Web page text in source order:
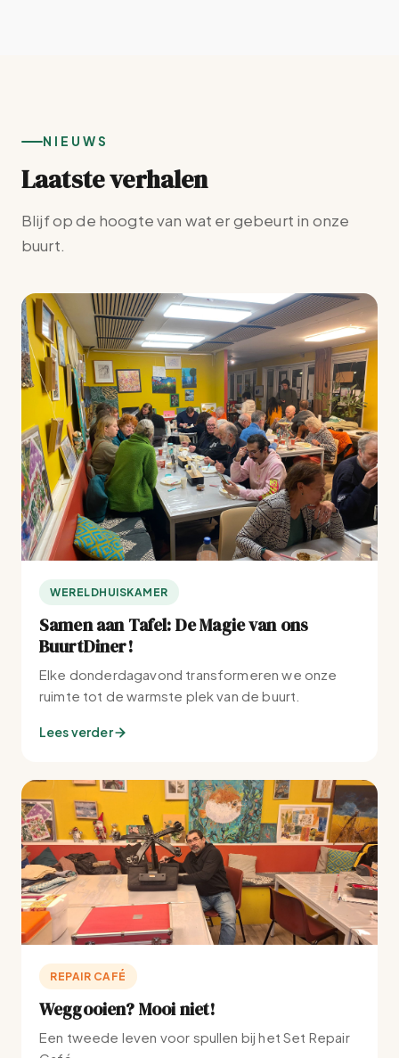
NIEUWS
Laatste verhalen
Blijf op de hoogte van wat er gebeurt in onze
buurt.
WERELDHUISKAMER
Samen aan Tafel: De Magie van ons
BuurtDiner!
Elke donderdagavond transformeren we onze
ruimte tot de warmste plek van de buurt.
Lees verder
REPAIR CAFÉ
Weggooien? Mooi niet!
Een tweede leven voor spullen bij het Set Repair